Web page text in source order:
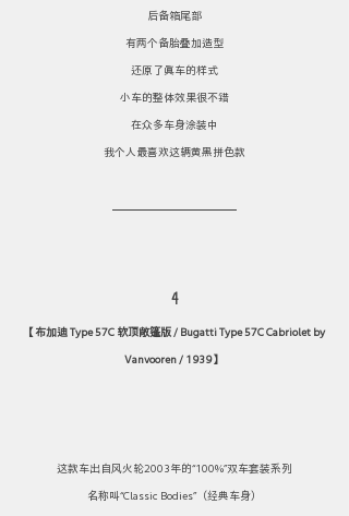
后备箱尾部
有两个备胎叠加造型
还原了真车的样式
小车的整体效果很不错
在众多车身涂装中
我个人最喜欢这辆黄黑拼色款
4
【 布加迪 Type 57C 软顶敞篷版 / Bugatti Type 57C Cabriolet by
Vanvooren / 1939 】
这款车出自风火轮2003年的“100%”双车套装系列
名称叫“Classic Bodies”（经典车身）